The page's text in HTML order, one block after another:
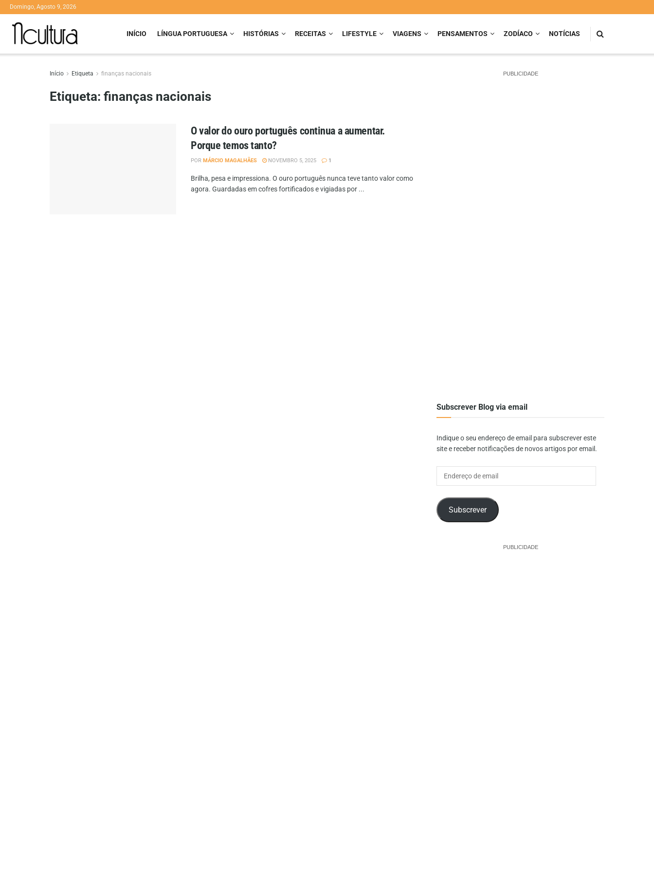
Domingo, Agosto 9, 2026
INÍCIO LÍNGUA PORTUGUESA HISTÓRIAS RECEITAS LIFESTYLE VIAGENS PENSAMENTOS ZODÍACO NOTÍCIAS
Início Etiqueta finanças nacionais
Etiqueta: finanças nacionais
O valor do ouro português continua a aumentar.
Porque temos tanto?
POR MÁRCIO MAGALHÃES NOVEMBRO 5, 2025 1
Brilha, pesa e impressiona. O ouro português nunca teve tanto valor como
agora. Guardadas em cofres fortificados e vigiadas por ...
PUBLICIDADE
Subscrever Blog via email
Indique o seu endereço de email para subscrever este
site e receber notificações de novos artigos por email.
Subscrever
PUBLICIDADE